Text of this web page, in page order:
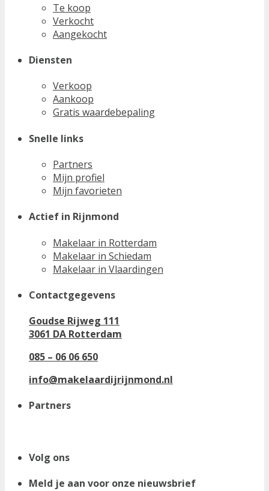
Te koop
Verkocht
Aangekocht
Diensten
Verkoop
Aankoop
Gratis waardebepaling
Snelle links
Partners
Mijn profiel
Mijn favorieten
Actief in Rijnmond
Makelaar in Rotterdam
Makelaar in Schiedam
Makelaar in Vlaardingen
Contactgegevens
Goudse Rijweg 111
3061 DA Rotterdam
085 – 06 06 650
info@makelaardijrijnmond.nl
Partners
Volg ons
Meld je aan voor onze nieuwsbrief